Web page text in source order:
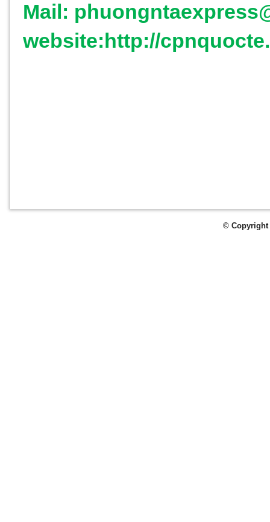
Mail:
website:http://
© Copyright